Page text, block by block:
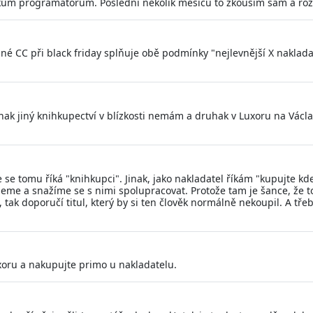
CC při black friday splňuje obě podmínky "nejlevnější X
jiný knihkupectví v blízkosti nemám a druhak v Luxoru na
se tomu říká "knihkupci". Jinak, jako nakladatel říkám "kupujte
a snažíme se s nimi spolupracovat. Protože tam je šance,
doporučí titul, který by si ten člověk normálně nekoupil. A
a nakupujte primo u nakladatelu.